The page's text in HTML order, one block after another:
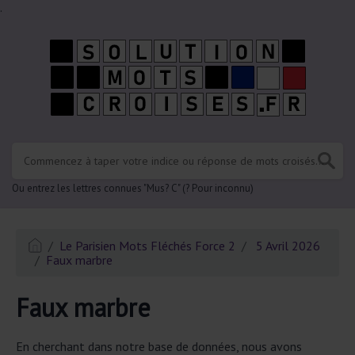
.
Ou entrez les lettres connues "Mus? C" (? Pour inconnu)
Le Parisien Mots Fléchés Force 2
5 Avril 2026
Faux marbre
Faux marbre
En cherchant dans notre base de données, nous avons